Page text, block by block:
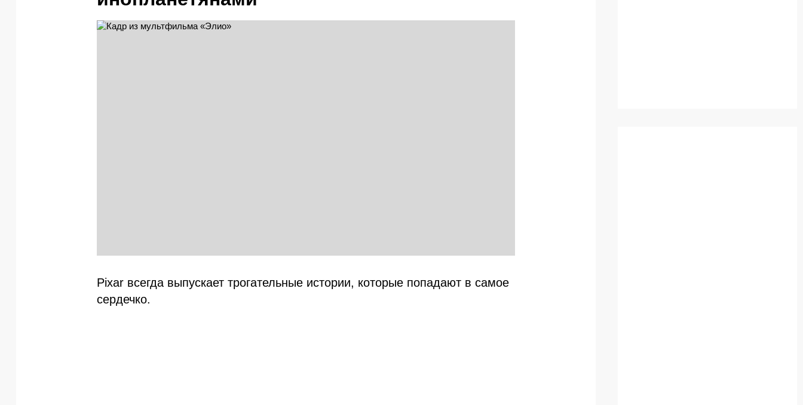
Pixar всегда выпускает трогательные истории, которые попадают в самое
сердечко.